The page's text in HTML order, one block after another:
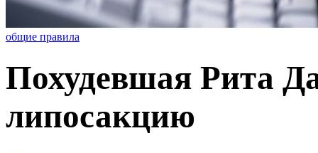
общие правила
Похудевшая Рита
липосакцию